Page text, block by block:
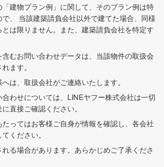
「建物プラン例」に関して、そのプラン例は特
、 当該建築請負会社以外で建てた場合、同様
は限りません。また、建築請負会社を特定す
むお問い合わせデータは、当該物件の取扱会
ます。
は、取扱会社がご連絡いたします。
わせについては、LINEヤフー株式会社は一切
直接ご確認ください。
ってはお客様ご自身が情報を確認し、各会社
ください。
る場合があります。あらかじめご了承くださ